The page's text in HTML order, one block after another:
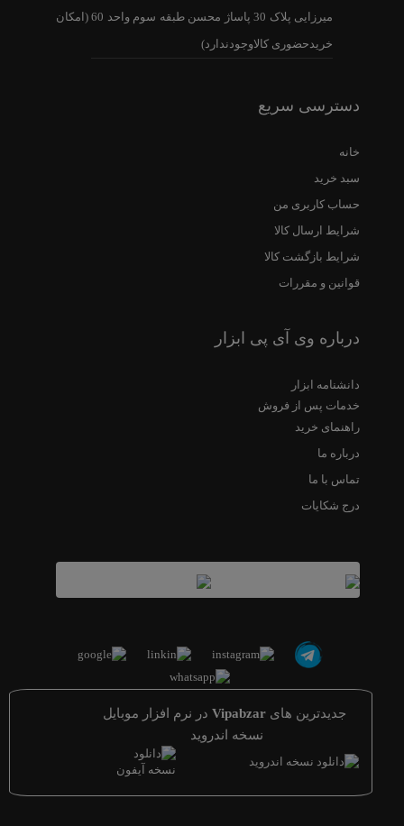
میرزایی پلاک 30 پاساژ محسن طبقه سوم واحد 60 (امکان
خریدحضوری کالاوجودندارد)
دسترسی سریع
خانه
سبد خرید
حساب کاربری من
شرایط ارسال کالا
شرایط بازگشت کالا
قوانین و مقررات
درباره وی آی پی ابزار
دانشنامه ابزار
خدمات پس از فروش
راهنمای خرید
درباره ما
تماس با ما
درج شکایات
جدیدترین های Vipabzar در نرم افزار موبایل
نسخه اندروید